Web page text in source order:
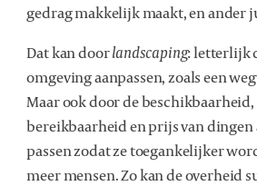
gedrag makkelijk maakt, en ander
Dat kan doorlandscaping: letterlijk
omgeving aanpassen, zoals een
Maar ook door de beschikbaarheid,
bereikbaarheid en prijs van dingen
passen zodat ze toegankelijker
meer mensen. Zo kan de overheid